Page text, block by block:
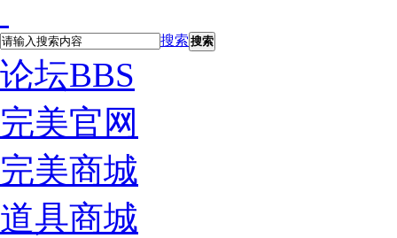
搜索 搜索
论坛BBS
完美官网
完美商城
道具商城